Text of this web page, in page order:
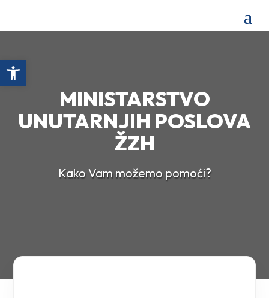
MINISTARSTVO
UNUTARNJIH POSLOVA
ŽZH
Kako Vam možemo pomoći?
Open toolbar